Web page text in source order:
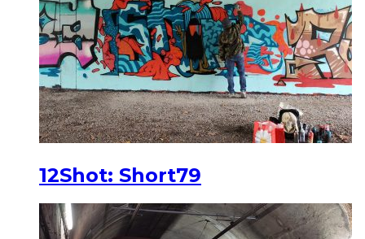
12Shot: Short79